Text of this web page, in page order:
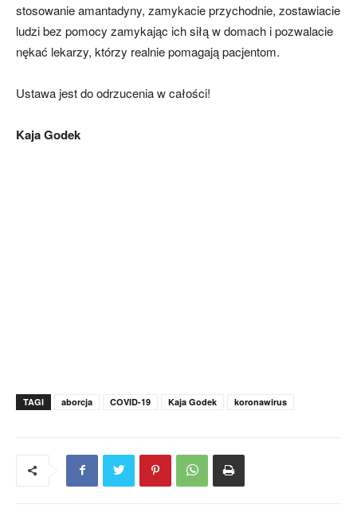
stosowanie amantadyny, zamykacie przychodnie, zostawiacie
ludzi bez pomocy zamykając ich siłą w domach i pozwalacie
nękać lekarzy, którzy realnie pomagają pacjentom.
Ustawa jest do odrzucenia w całości!
Kaja Godek
TAGI aborcja COVID-19 Kaja Godek koronawirus